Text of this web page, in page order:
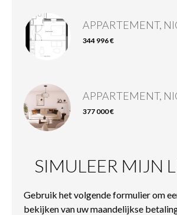
APPARTEMENT,
344 996 €
APPARTEMENT,
377 000 €
SIMULEER MIJN
Gebruik het volgende formulier om
bekijken van uw maandelijkse